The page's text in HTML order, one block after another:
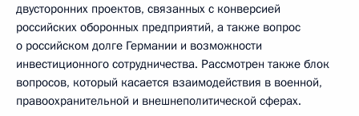
двусторонних проектов, связанных с конверсией
российских оборонных предприятий, а также вопрос
о российском долге Германии и возможности
инвестиционного сотрудничества. Рассмотрен также блок
вопросов, который касается взаимодействия в военной,
правоохранительной и внешнеполитической сферах.